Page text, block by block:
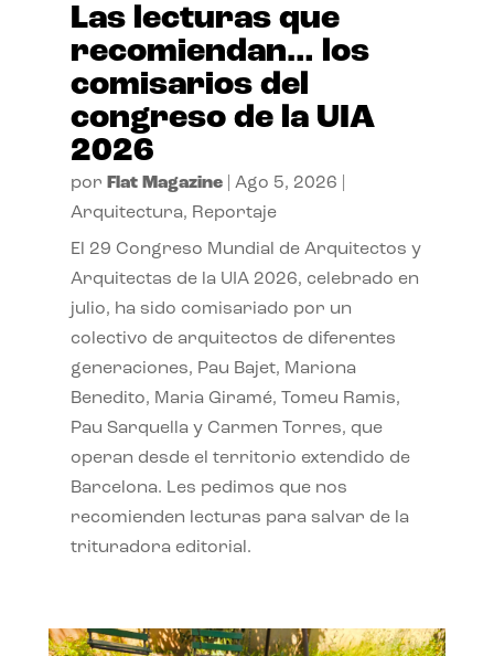
Las lecturas que
recomiendan… los
comisarios del
congreso de la UIA
2026
por Flat Magazine| Ago 5, 2026
Arquitectura, Reportaje
El 29 Congreso Mundial de Arquitectos y
Arquitectas de la UIA 2026, celebrado en
julio, ha sido comisariado por un
colectivo de arquitectos de diferentes
generaciones, Pau Bajet, Mariona
Benedito, Maria Giramé, Tomeu Ramis,
Pau Sarquella y Carmen Torres, que
operan desde el territorio extendido de
Barcelona. Les pedimos que nos
recomienden lecturas para salvar de la
trituradora editorial.